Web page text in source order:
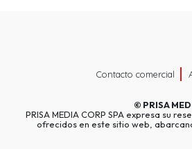
Contacto comercial
© PRISA
PRISA MEDIA CORP SPA expresa su
ofrecidos en este sitio web,